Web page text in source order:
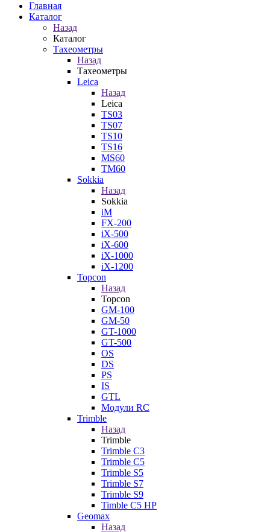
Главная
Каталог
Назад
Каталог
Тахеометры
Назад
Тахеометры
Leica
Назад
Leica
TS03
TS07
TS10
TS16
MS60
TM60
Sokkia
Назад
Sokkia
iM
FX-200
iX-500
iX-600
iX-1000
iX-1200
Topcon
Назад
Topcon
GM-100
GM-50
GT-1000
GT-500
OS
DS
PS
IS
GTL
Модули RC
Trimble
Назад
Trimble
Trimble C3
Trimble C5
Trimble S5
Trimble S7
Trimble S9
Timble C5 HP
Geomax
Назад